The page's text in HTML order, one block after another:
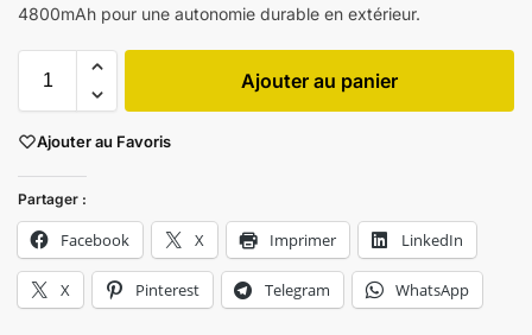
4800mAh pour une autonomie durable en extérieur.
Ajouter au panier
Ajouter au Favoris
Partager :
Facebook X Imprimer LinkedIn
X Pinterest Telegram WhatsApp